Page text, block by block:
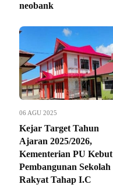
neobank
06 AGU 2025
Kejar Target Tahun
Ajaran 2025/2026,
Kementerian PU Kebut
Pembangunan Sekolah
Rakyat Tahap I.C